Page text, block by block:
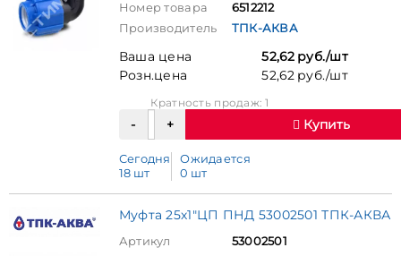
Номер товара
6512212
Производитель
ТПК-АКВА
Ваша цена
52,62 руб./шт
Розн.цена
52,62 руб./шт
Кратность продаж: 1
Купить
Сегодня
18 шт
Ожидается
0 шт
Муфта 25х1"ЦП ПНД 53002501 ТПК-АКВА
Артикул
53002501